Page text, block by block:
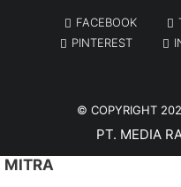
FACEBOOK
PINTEREST
© COPYRIGHT
PT. MEDIA
MITRA